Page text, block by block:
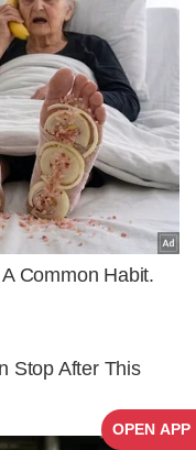
OPEN APP